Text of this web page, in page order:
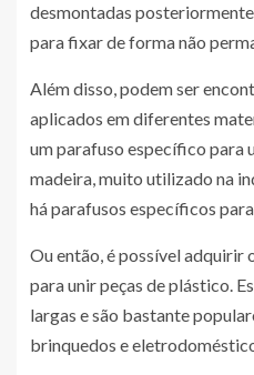
desmontadas
para fixar de forma não
Além disso, podem ser
aplicados em diferentes
um parafuso específico para
madeira, muito utilizado na
há parafusos específicos
Ou então, é possível adquirir
para unir peças de plástico.
largas e são bastante
brinquedos e